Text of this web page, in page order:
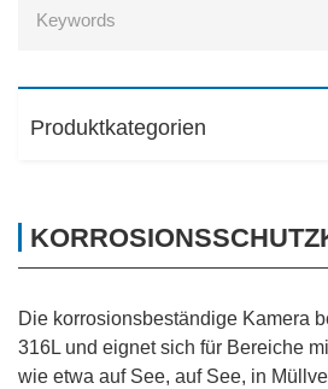
Produktkategorien
Die korrosionsbeständige Kamera
316L und eignet sich für Bereiche
wie etwa auf See, auf See, in